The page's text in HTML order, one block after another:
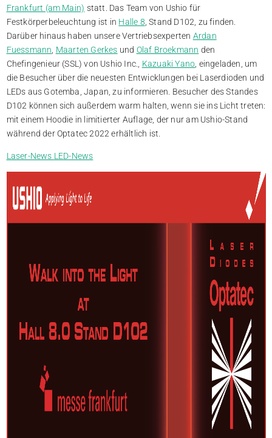
Frankfurt (am Main) statt. Das Team von Ushio für
Festkörperbeleuchtung ist in Halle 8, Stand D102, zu finden.
Darüber hinaus haben unsere Vertriebsexperten Ardan
Fuessmann, Maarten Gerkes und Olaf Broekmann den
Chefingenieur (SSL) von Ushio Inc., Kazuaki Yano, eingeladen, um
die Besucher über die neuesten Entwicklungen bei Laserdioden und
LEDs aus Gotemba, Japan, zu informieren. Besucher des Standes
D102 können sich außerdem warm halten, wenn sie ins Licht treten:
mit einem Hoodie in limitierter Auflage, der nur am Ushio-Stand
während der Optatec 2022 erhältlich ist.
Laser-News LED-News